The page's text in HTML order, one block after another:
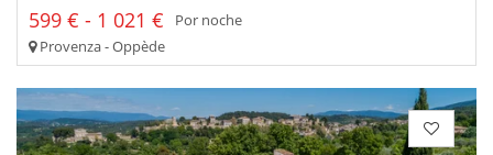
599 € - 1 021 €
Por noche
Provenza - Oppède